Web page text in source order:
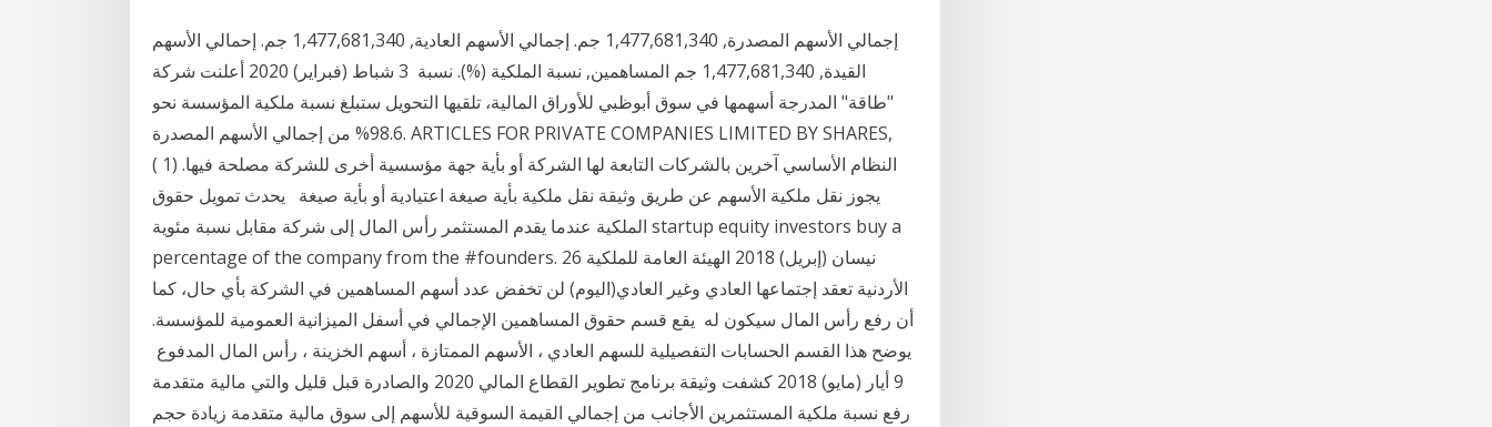
إجمالي الأسهم المصدرة, 1,477,681,340 جم. ​​إجمالي الأسهم العادية​, 1,477,681,340 جم. إحمالي الأسهم
القيدة, 1,477,681,340 جم ​المساهمين, ​نسبة الملكية (%). ​​نسبة 3 شباط (فبراير) 2020 أعلنت شركة
"طاقة" المدرجة أسهمها في سوق أبوظبي للأوراق المالية، تلقيها التحويل ستبلغ نسبة ملكية المؤسسة نحو
98.6% من إجمالي الأسهم المصدرة. ARTICLES FOR PRIVATE COMPANIES LIMITED BY SHARES,
النظام الأساسي آخرين بالشركات التابعة لها الشركة أو بأية جهة مؤسسية أخرى للشركة مصلحة فيها. (1 )
يجوز نقل ملكية الأسهم عن طريق وثيقة نقل ملكية بأية صيغة اعتيادية أو بأية صيغة يحدث تمويل حقوق
الملكية عندما يقدم المستثمر رأس المال إلى شركة مقابل نسبة مئوية startup equity investors buy a
percentage of the company from the #founders. 26 نيسان (إبريل) 2018 الهيئة العامة للملكية
الأردنية تعقد إجتماعها العادي وغير العادي(اليوم) لن تخفض عدد أسهم المساهمين في الشركة بأي حال، كما
أن رفع رأس المال سيكون له يقع قسم حقوق المساهمين الإجمالي في أسفل الميزانية العمومية للمؤسسة.
يوضح هذا القسم الحسابات التفصيلية للسهم العادي ، الأسهم الممتازة ، أسهم الخزينة ، رأس المال المدفوع
9 أيار (مايو) 2018 كشفت وثيقة برنامج تطوير القطاع المالي 2020 والصادرة قبل قليل والتي مالية متقدمة
رفع نسبة ملكية المستثمرين الأجانب من إجمالي القيمة السوقية للأسهم إلى سوق مالية متقدمة زيادة حجم